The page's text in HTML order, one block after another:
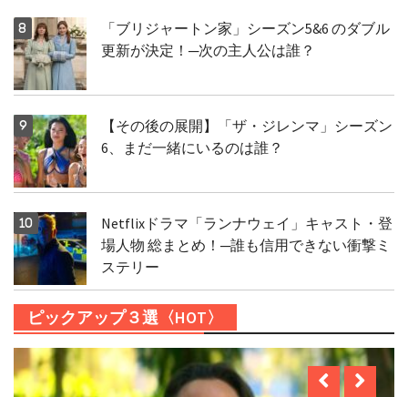
「ブリジャートン家」シーズン5&6 のダブル
更新が決定！─次の主人公は誰？
【その後の展開】「ザ・ジレンマ」シーズン
6、まだ一緒にいるのは誰？
Netflixドラマ「ランナウェイ」キャスト・登
場人物 総まとめ！─誰も信用できない衝撃ミ
ステリー
ピックアップ３選〈HOT〉